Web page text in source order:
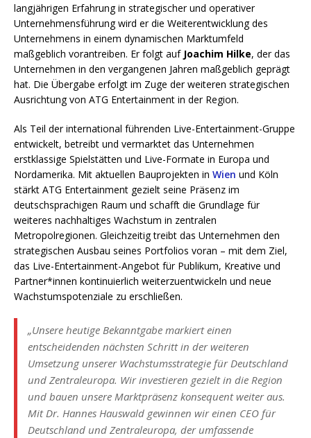
langjährigen Erfahrung in strategischer und operativer
Unternehmensführung wird er die Weiterentwicklung des
Unternehmens in einem dynamischen Marktumfeld
maßgeblich vorantreiben. Er folgt aufJoachim Hilke, der das
Unternehmen in den vergangenen Jahren maßgeblich geprägt
hat. Die Übergabe erfolgt im Zuge der weiteren strategischen
Ausrichtung von ATG Entertainment in der Region.
Als Teil der international führenden Live-Entertainment-Gruppe
entwickelt, betreibt und vermarktet das Unternehmen
erstklassige Spielstätten und Live-Formate in Europa und
Nordamerika. Mit aktuellen Bauprojekten in Wien und Köln
stärkt ATG Entertainment gezielt seine Präsenz im
deutschsprachigen Raum und schafft die Grundlage für
weiteres nachhaltiges Wachstum in zentralen
Metropolregionen. Gleichzeitig treibt das Unternehmen den
strategischen Ausbau seines Portfolios voran – mit dem Ziel,
das Live-Entertainment-Angebot für Publikum, Kreative und
Partner*innen kontinuierlich weiterzuentwickeln und neue
Wachstumspotenziale zu erschließen.
„Unsere heutige Bekanntgabe markiert einen
entscheidenden nächsten Schritt in der weiteren
Umsetzung unserer Wachstumsstrategie für Deutschland
und Zentraleuropa. Wir investieren gezielt in die Region
und bauen unsere Marktpräsenz konsequent weiter aus.
Mit Dr. Hannes Hauswald gewinnen wir einen CEO für
Deutschland und Zentraleuropa, der umfassende